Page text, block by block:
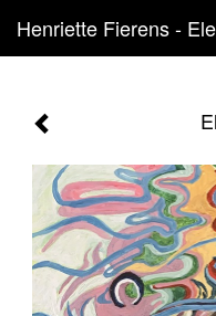
Henriette Fierens -